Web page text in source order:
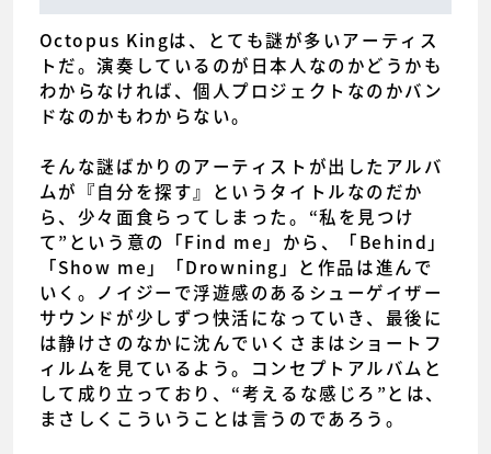
Octopus Kingは、とても謎が多いアーティス
トだ。演奏しているのが日本人なのかどうかも
わからなければ、個人プロジェクトなのかバン
ドなのかもわからない。
そんな謎ばかりのアーティストが出したアルバ
ムが『自分を探す』というタイトルなのだか
ら、少々面食らってしまった。“私を見つけ
て”という意の「Find me」から、「Behind」
「Show me」「Drowning」と作品は進んで
いく。ノイジーで浮遊感のあるシューゲイザー
サウンドが少しずつ快活になっていき、最後に
は静けさのなかに沈んでいくさまはショートフ
ィルムを見ているよう。コンセプトアルバムと
して成り立っており、“考えるな感じろ”とは、
まさしくこういうことは言うのであろう。